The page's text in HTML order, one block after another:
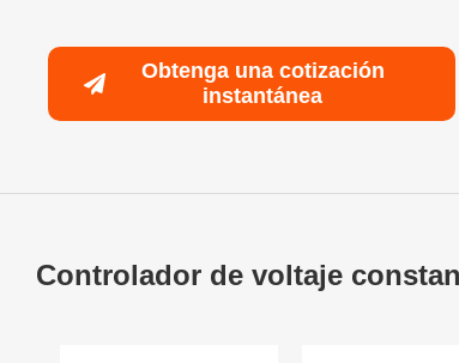
Obtenga una cotización
instantánea
Controlador de voltaje